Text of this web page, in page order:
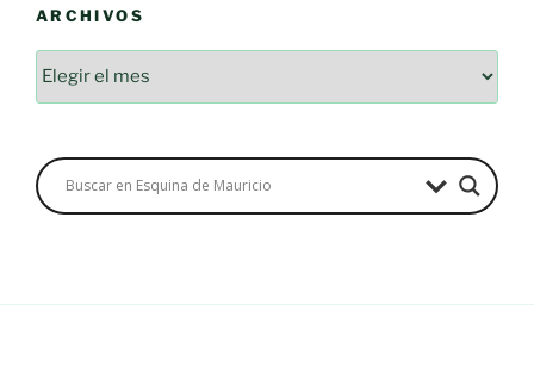
ARCHIVOS
Archivos